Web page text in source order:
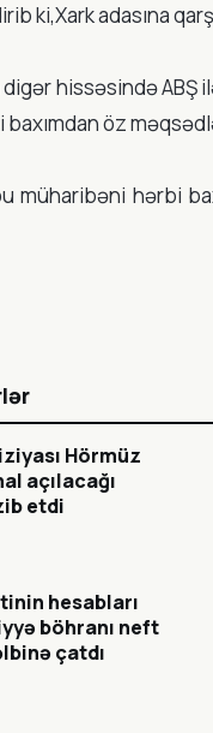
ki,Xark adasına
digər hissəsində
öz
müharibəni hərbi
Hörmüz
açılacağı
etdi
hesabları
böhranı neft
çatdı